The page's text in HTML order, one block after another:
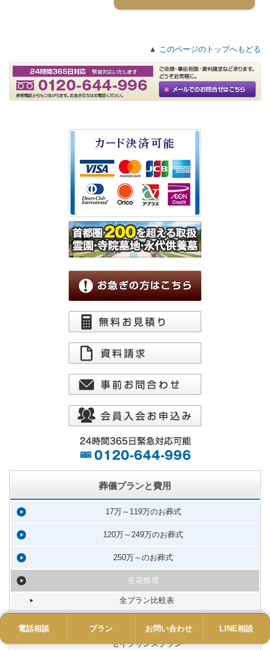
▲ このページのトップへもどる
葬儀プランと費用
17万～119万のお葬式
120万～249万のお葬式
250万～のお葬式
生花祭壇
全プラン比較表
花祭壇サイズ比較表
花祭壇
セイプリンスプラン
電話 プラン お問い合わせ LINE
電話相談 プラン お問い合わせ LINE相談